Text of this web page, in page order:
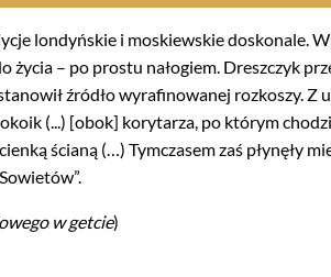
londyńskie i moskiewskie doskonale.
życia – po prostu nałogiem. Dreszczyk
źródło wyrafinowanej rozkoszy. Z
(...) [obok] korytarza, po którym
ścianą (…) Tymczasem zaś płynęły
w getcie)